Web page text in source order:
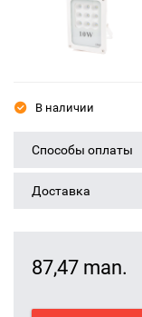
В наличии
Способы оплаты
Доставка
87,47 man.